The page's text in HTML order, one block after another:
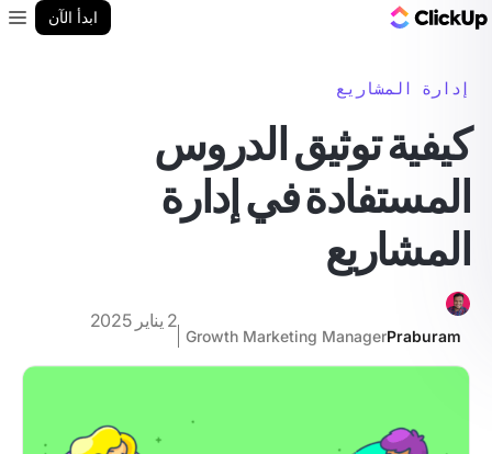
ابدأ الآن
إدارة المشاريع
كيفية توثيق الدروس
المستفادة في إدارة
المشاريع
Praburam
Growth Marketing Manager
2 يناير 2025